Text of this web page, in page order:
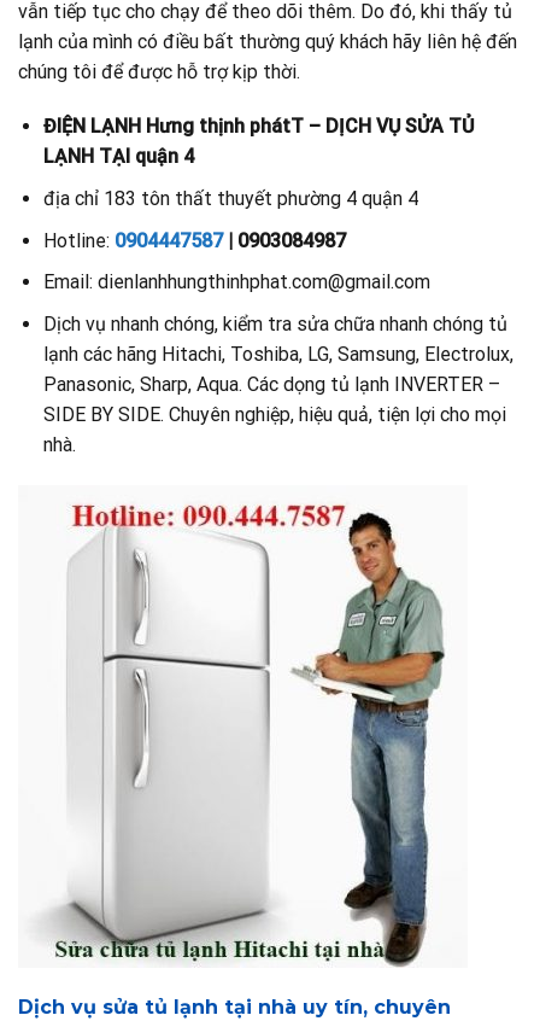
vẫn tiếp tục cho chạy để theo dõi thêm. Do đó, khi thấy tủ
lạnh của mình có điều bất thường quý khách hãy liên hệ đến
chúng tôi để được hỗ trợ kịp thời.
ĐIỆN LẠNH Hưng thịnh phátT – DỊCH VỤ SỬA TỦ
LẠNH TẠI quận 4
địa chỉ 183 tôn thất thuyết phường 4 quận 4
Hotline: 0904447587| 0903084987
Email: dienlanhhungthinhphat.com@gmail.com
Dịch vụ nhanh chóng, kiểm tra sửa chữa nhanh chóng tủ
lạnh các hãng Hitachi, Toshiba, LG, Samsung, Electrolux,
Panasonic, Sharp, Aqua. Các dọng tủ lạnh INVERTER –
SIDE BY SIDE. Chuyên nghiệp, hiệu quả, tiện lợi cho mọi
nhà.
Dịch vụ sửa tủ lạnh tại nhà uy tín, chuyên